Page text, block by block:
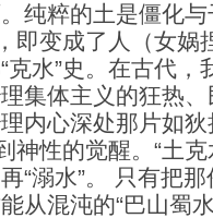
纯粹的土是僵化与
即变成了人（女娲
克水”史。在古代
集体主义的狂热
内心深处那片如
神性的觉醒。“土
“溺水”。 只有把
从混沌的“巴山蜀